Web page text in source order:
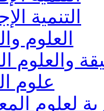
التنمية
العلوم
والعلوم
علوم
لعلوم